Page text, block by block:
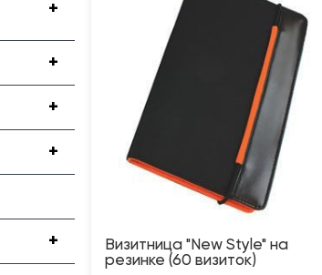
+
+
+
+
+
Визитница "New Style" на
резинке (60 визиток)